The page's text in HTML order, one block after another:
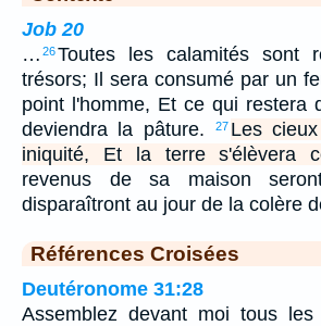
Job 20
… 26Toutes les calamités sont
trésors; Il sera consumé par un
point l'homme, Et ce qui restera
deviendra la pâture.
27 Les
iniquité, Et la terre s'élèvera
revenus de sa maison
disparaîtront au jour de la colère
Références Croisées
Deutéronome 31:28
Assemblez devant moi tous